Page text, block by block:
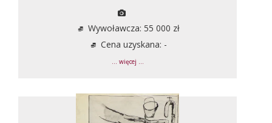
Wywoławcza: 55 000 zł
Cena uzyskana: -
... więcej ...